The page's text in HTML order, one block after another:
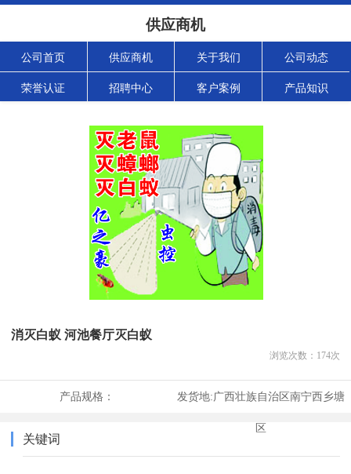
供应商机
公司首页 供应商机 关于我们 公司动态
荣誉认证 招聘中心 客户案例 产品知识
消灭白蚁 河池餐厅灭白蚁
浏览次数： 174次
产品规格： 发货地:广西壮族自治区南宁西乡塘
区
关键词